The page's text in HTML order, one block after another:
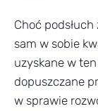
Choć
sam w sobie
uzyskane w
dopuszczane
w sprawie